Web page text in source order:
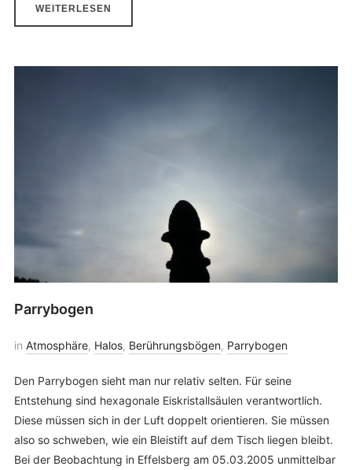
WEITERLESEN
Parrybogen
in Atmosphäre, Halos, Berührungsbögen, Parrybogen
Den Parrybogen sieht man nur relativ selten. Für seine
Entstehung sind hexagonale Eiskristallsäulen verantwortlich.
Diese müssen sich in der Luft doppelt orientieren. Sie müssen
also so schweben, wie ein Bleistift auf dem Tisch liegen bleibt.
Bei der Beobachtung in Effelsberg am 05.03.2005 unmittelbar